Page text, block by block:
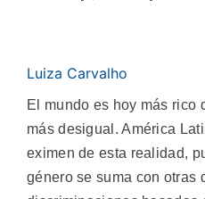
Luiza Carvalho
El mundo es hoy más rico
más desigual. América
eximen de esta realidad,
género se suma con otras